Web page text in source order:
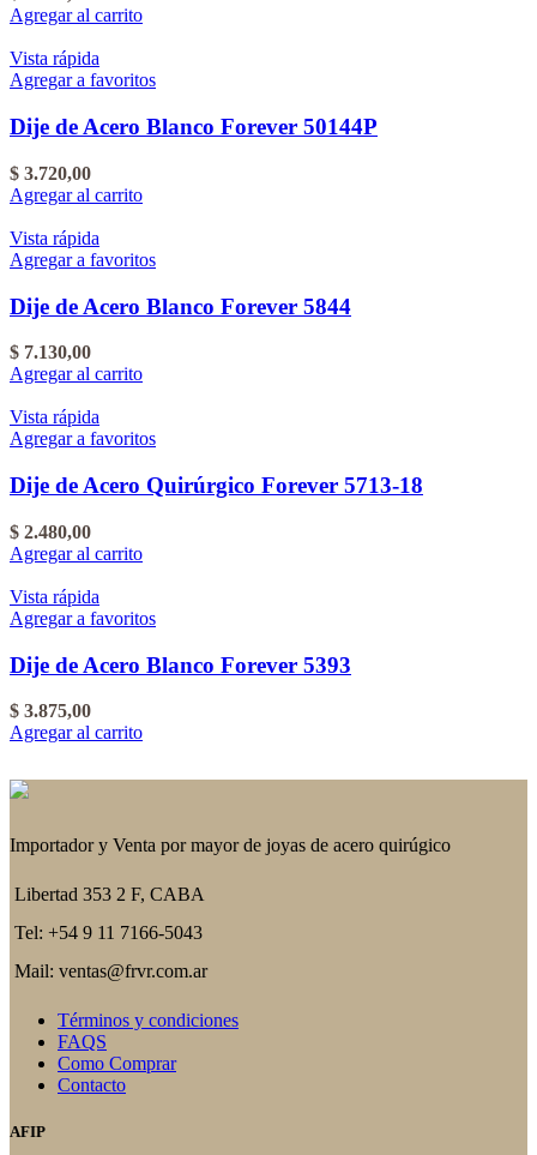
Agregar al carrito
Vista rápida
Agregar a favoritos
Dije de Acero Blanco Forever 50144P
$ 3.720,00
Agregar al carrito
Vista rápida
Agregar a favoritos
Dije de Acero Blanco Forever 5844
$ 7.130,00
Agregar al carrito
Vista rápida
Agregar a favoritos
Dije de Acero Quirúrgico Forever 5713-18
$ 2.480,00
Agregar al carrito
Vista rápida
Agregar a favoritos
Dije de Acero Blanco Forever 5393
$ 3.875,00
Agregar al carrito
Importador y Venta por mayor de joyas de acero quirúgico
Libertad 353 2 F, CABA
Tel: +54 9 11 7166-5043
Mail: ventas@frvr.com.ar
Términos y condiciones
FAQS
Como Comprar
Contacto
AFIP